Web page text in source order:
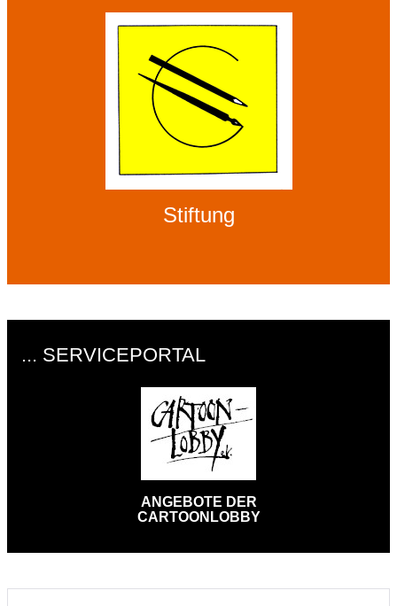
Stiftung
... SERVICEPORTAL
ANGEBOTE DER
CARTOONLOBBY